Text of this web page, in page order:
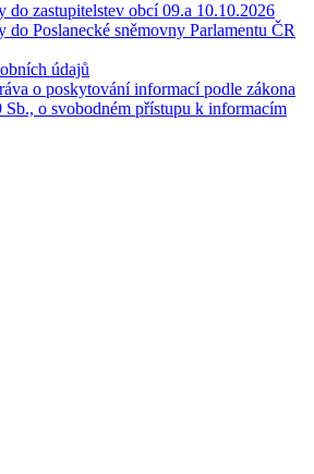
do zastupitelstev obcí 09.a 10.10.2026
do Poslanecké sněmovny Parlamentu ČR
údajů
o poskytování informací podle zákona
Sb., o svobodném přístupu k informacím